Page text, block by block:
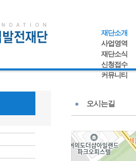
재단소개
사업영역
재단소식
신청접수
커뮤니티
오시는길